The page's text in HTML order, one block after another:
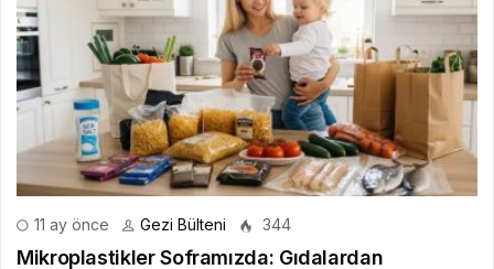
11 ay önce Gezi Bülteni 344
Mikroplastikler Soframızda: Gıdalardan